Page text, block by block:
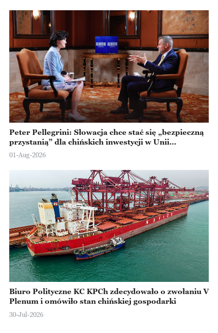
Peter Pellegrini: Słowacja chce stać się „bezpieczną
przystanią” dla chińskich inwestycji w Unii
Europejskiej
01-Aug-2026
Biuro Polityczne KC KPCh zdecydowało o zwołaniu V
Plenum i omówiło stan chińskiej gospodarki
30-Jul-2026